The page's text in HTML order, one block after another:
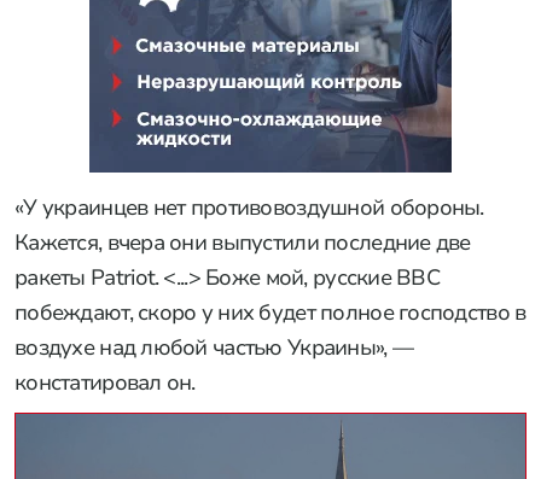
«У украинцев нет противовоздушной обороны.
Кажется, вчера они выпустили последние две
ракеты Patriot. <...> Боже мой, русские ВВС
побеждают, скоро у них будет полное господство в
воздухе над любой частью Украины», —
констатировал он.